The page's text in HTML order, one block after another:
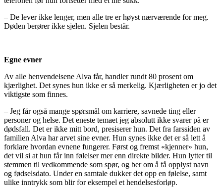
– De lever ikke lenger, men alle tre er høyst nærværende for meg.
Døden berører ikke sjelen. Sjelen består.
Egne evner
Av alle henvendelsene Alva får, handler rundt 80 prosent om
kjærlighet. Det synes hun ikke er så merkelig. Kjærligheten er jo det
viktigste som finnes.
– Jeg får også mange spørsmål om karriere, savnede ting eller
personer og helse. Det eneste temaet jeg absolutt ikke svarer på er
dødsfall. Det er ikke mitt bord, presiserer hun. Det fra farssiden av
familien Alva har arvet sine evner. Hun synes ikke det er så lett å
forklare hvordan evnene fungerer. Først og fremst «kjenner» hun,
det vil si at hun får inn følelser mer enn direkte bilder. Hun lytter til
stemmen til vedkommende som spør, og ber om å få opplyst navn
og fødselsdato. Under en samtale dukker det opp en følelse, samt
ulike inntrykk som blir for eksempel et hendelsesforløp.